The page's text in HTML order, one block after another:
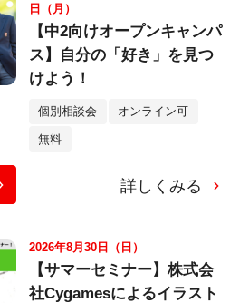
日（月）
【中2向けオープンキャンパ
ス】自分の「好き」を見つ
けよう！
個別相談会 オンライン可
無料
詳しくみる
2026年8月30日（日）
【サマーセミナー】株式会
社Cygamesによるイラスト